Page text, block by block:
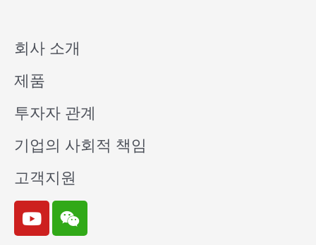
회사 소개
제품
투자자 관계
기업의 사회적 책임
고객지원
Y
o
W
e